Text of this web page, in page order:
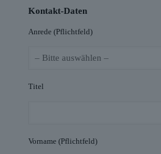
Kontakt-Daten
Anrede (Pflichtfeld)
Titel
Vorname (Pflichtfeld)